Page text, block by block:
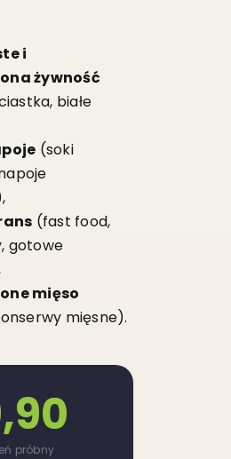
i
żywność
białe
(soki
(fast food,
gotowe
mięso
mięsne).
próbny